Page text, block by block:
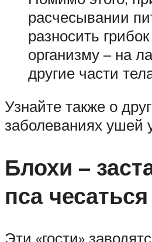
расчесывании
разносить
организму – на
другие части
Узнайте также о
заболеваниях ушей
Блохи –
пса чесаться
Эти «гости»